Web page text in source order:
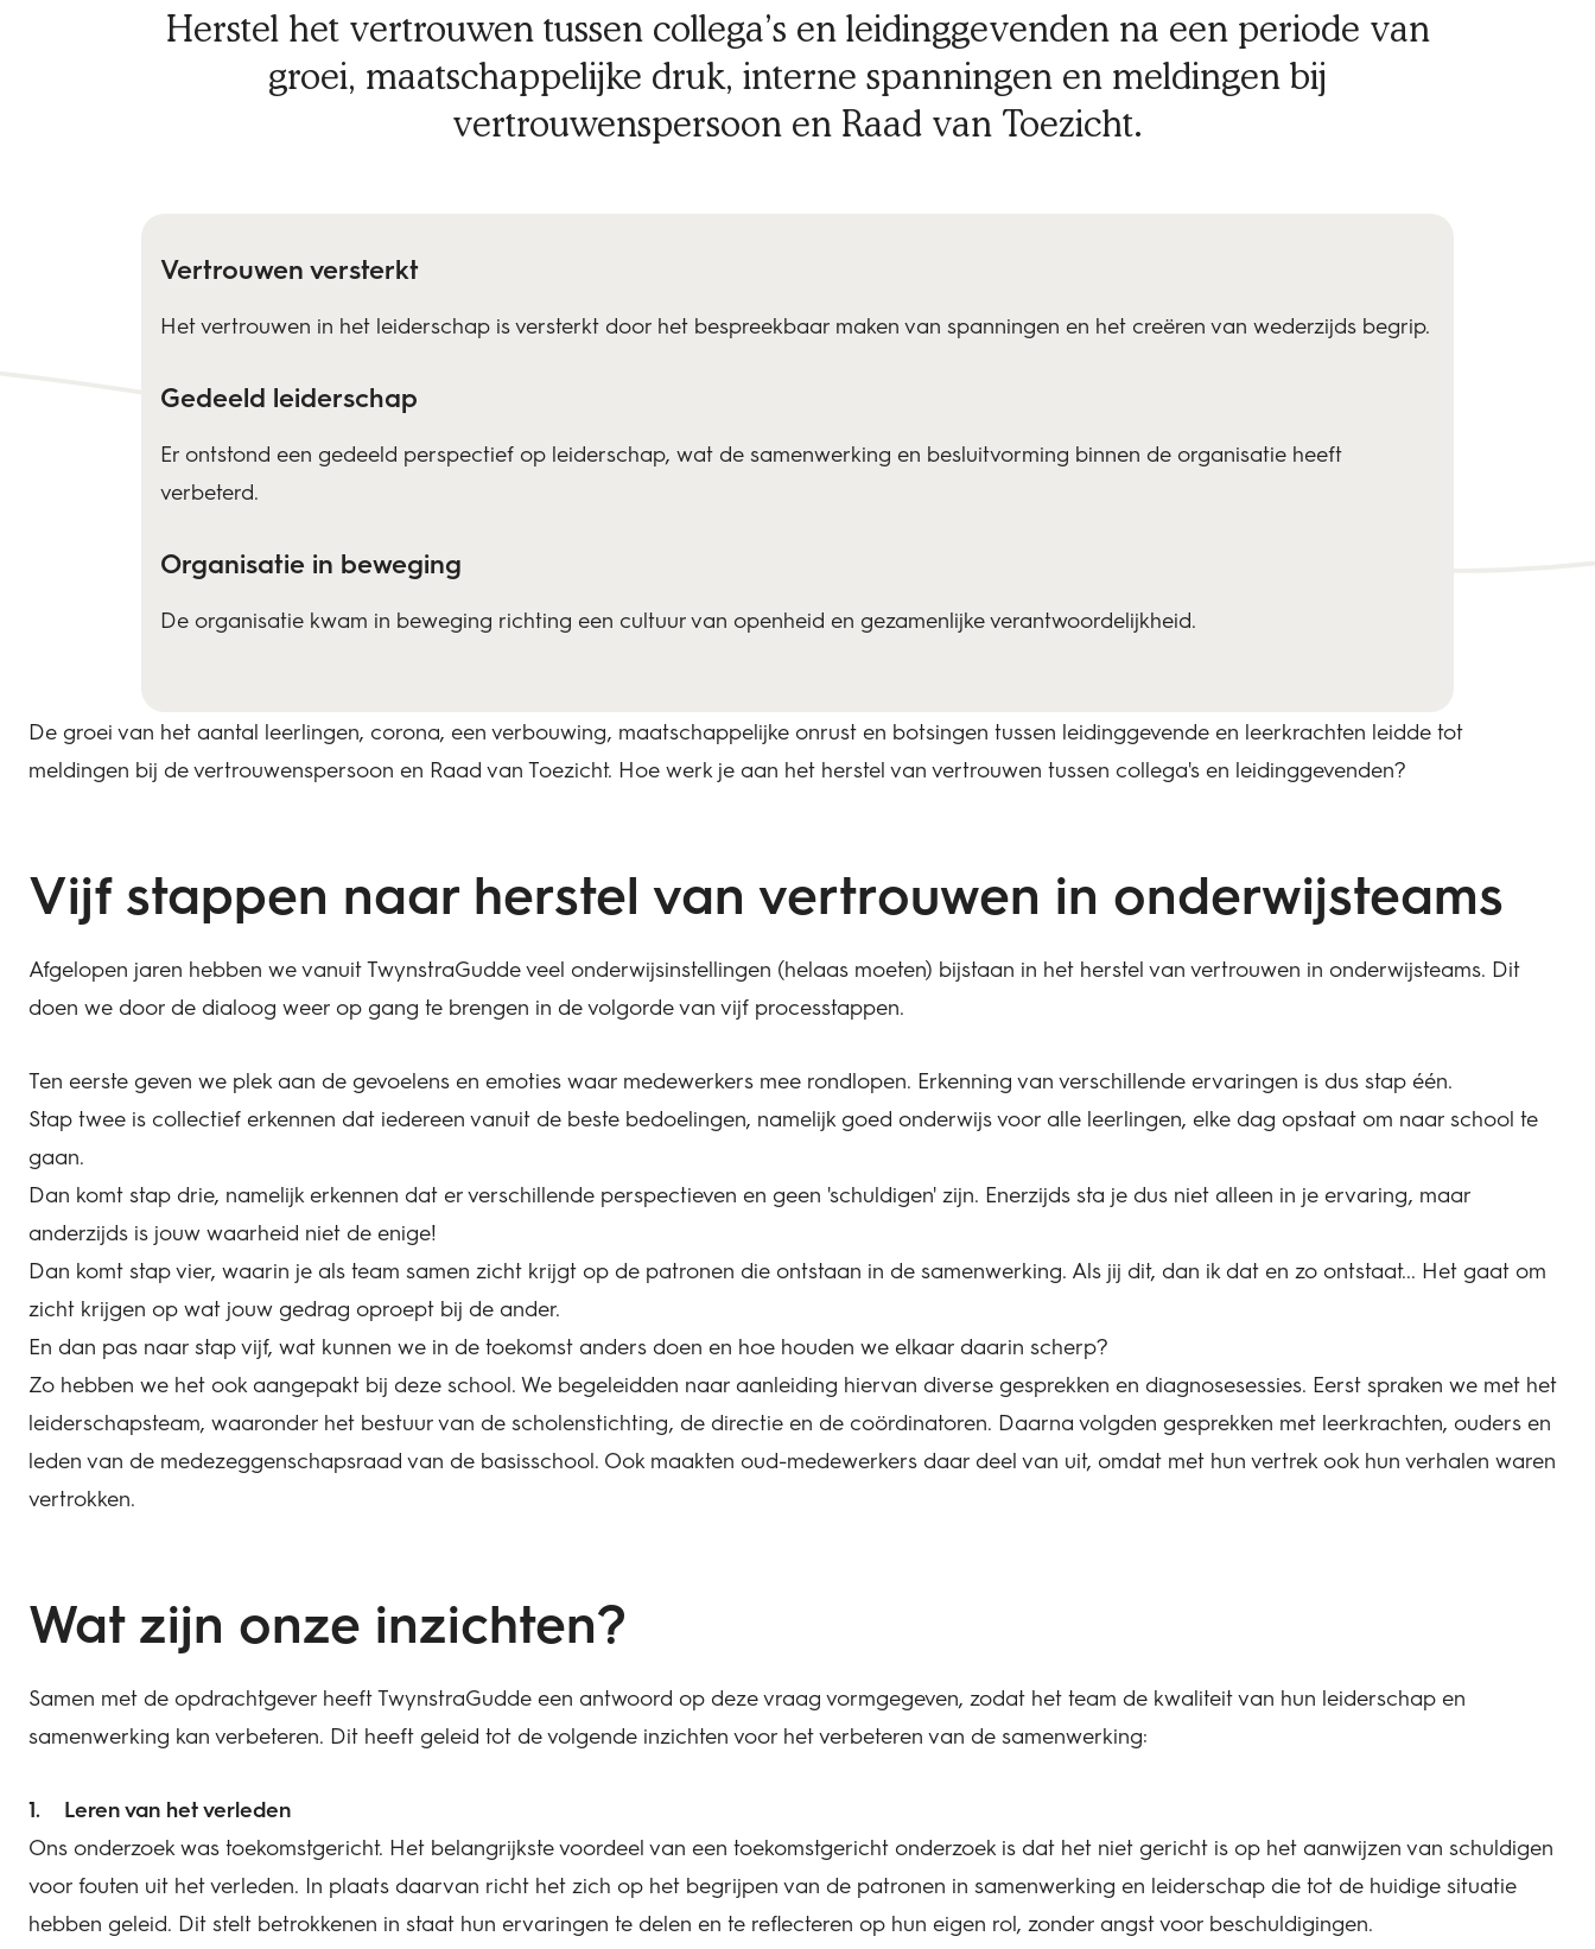
Herstel het vertrouwen tussen collega’s en leidinggevenden na een periode van
groei, maatschappelijke druk, interne spanningen en meldingen bij
vertrouwenspersoon en Raad van Toezicht.
Vertrouwen versterkt
Het vertrouwen in het leiderschap is versterkt door het bespreekbaar maken van spanningen en het creëren van wederzijds begrip.
Gedeeld leiderschap
Er ontstond een gedeeld perspectief op leiderschap, wat de samenwerking en besluitvorming binnen de organisatie heeft
verbeterd.
Organisatie in beweging
De organisatie kwam in beweging richting een cultuur van openheid en gezamenlijke verantwoordelijkheid.
De groei van het aantal leerlingen, corona, een verbouwing, maatschappelijke onrust en botsingen tussen leidinggevende en leerkrachten leidde tot
meldingen bij de vertrouwenspersoon en Raad van Toezicht. Hoe werk je aan het herstel van vertrouwen tussen collega's en leidinggevenden?
Vijf stappen naar herstel van vertrouwen in onderwijsteams
Afgelopen jaren hebben we vanuit TwynstraGudde veel onderwijsinstellingen (helaas moeten) bijstaan in het herstel van vertrouwen in onderwijsteams. Dit
doen we door de dialoog weer op gang te brengen in de volgorde van vijf processtappen.
Ten eerste geven we plek aan de gevoelens en emoties waar medewerkers mee rondlopen. Erkenning van verschillende ervaringen is dus stap één.
Stap twee is collectief erkennen dat iedereen vanuit de beste bedoelingen, namelijk goed onderwijs voor alle leerlingen, elke dag opstaat om naar school te
gaan.
Dan komt stap drie, namelijk erkennen dat er verschillende perspectieven en geen 'schuldigen' zijn. Enerzijds sta je dus niet alleen in je ervaring, maar
anderzijds is jouw waarheid niet de enige!
Dan komt stap vier, waarin je als team samen zicht krijgt op de patronen die ontstaan in de samenwerking. Als jij dit, dan ik dat en zo ontstaat... Het gaat om
zicht krijgen op wat jouw gedrag oproept bij de ander.
En dan pas naar stap vijf, wat kunnen we in de toekomst anders doen en hoe houden we elkaar daarin scherp?
Zo hebben we het ook aangepakt bij deze school. We begeleidden naar aanleiding hiervan diverse gesprekken en diagnosesessies. Eerst spraken we met het
leiderschapsteam, waaronder het bestuur van de scholenstichting, de directie en de coördinatoren. Daarna volgden gesprekken met leerkrachten, ouders en
leden van de medezeggenschapsraad van de basisschool. Ook maakten oud-medewerkers daar deel van uit, omdat met hun vertrek ook hun verhalen waren
vertrokken.
Wat zijn onze inzichten?
Samen met de opdrachtgever heeft TwynstraGudde een antwoord op deze vraag vormgegeven, zodat het team de kwaliteit van hun leiderschap en
samenwerking kan verbeteren. Dit heeft geleid tot de volgende inzichten voor het verbeteren van de samenwerking:
Leren van het verleden
Ons onderzoek was toekomstgericht. Het belangrijkste voordeel van een toekomstgericht onderzoek is dat het niet gericht is op het aanwijzen van schuldigen
voor fouten uit het verleden. In plaats daarvan richt het zich op het begrijpen van de patronen in samenwerking en leiderschap die tot de huidige situatie
hebben geleid. Dit stelt betrokkenen in staat hun ervaringen te delen en te reflecteren op hun eigen rol, zonder angst voor beschuldigingen.